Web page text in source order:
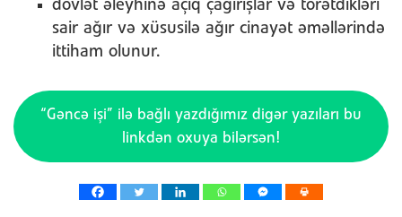
dövlət əleyhinə açıq çağırışlar və törətdikləri
sair ağır və xüsusilə ağır cinayət əməllərində
ittiham olunur.
“Gəncə işi” ilə bağlı yazdığımız digər yazıları bu
linkdən oxuya bilərsən!